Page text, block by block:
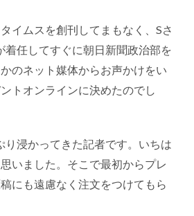
イムスを創刊してまもなく、Sさ
任してすぐに朝日新聞政治部を
のネット媒体からお声かけをい
トオンラインに決めたのでし
浸かってきた記者です。いちは
いました。そこで最初からプレ
にも遠慮なく注文をつけてもら